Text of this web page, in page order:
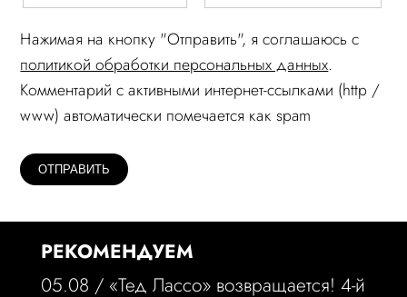
Нажимая на кнопку "Отправить", я соглашаюсь c
политикой обработки персональных данных.
Комментарий c активными интернет-ссылками (http /
www) автоматически помечается как spam
РЕКОМЕНДУЕМ
05.08 / «Тед Лассо» возвращается! 4-й